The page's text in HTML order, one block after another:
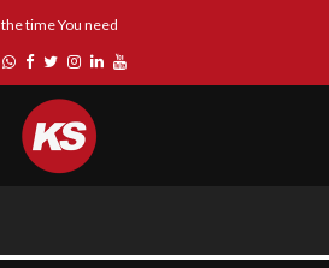
the time You need